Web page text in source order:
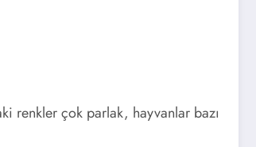
renkler çok parlak, hayvanlar bazı